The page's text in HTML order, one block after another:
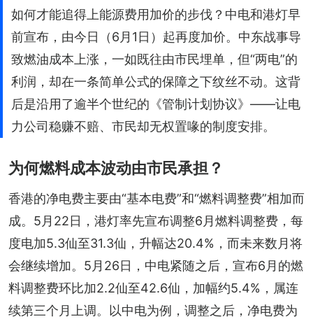
如何才能追得上能源费用加价的步伐？中电和港灯早
前宣布，由今日（6月1日）起再度加价。中东战事导
致燃油成本上涨，一如既往由市民埋单，但“两电”的
利润，却在一条简单公式的保障之下纹丝不动。这背
后是沿用了逾半个世纪的《管制计划协议》——让电
力公司稳赚不赔、市民却无权置喙的制度安排。
为何燃料成本波动由市民承担？
香港的净电费主要由“基本电费”和“燃料调整费”相加而
成。5月22日，港灯率先宣布调整6月燃料调整费，每
度电加5.3仙至31.3仙，升幅达20.4%，而未来数月将
会继续增加。5月26日，中电紧随之后，宣布6月的燃
料调整费环比加2.2仙至42.6仙，加幅约5.4%，属连
续第三个月上调。以中电为例，调整之后，净电费为